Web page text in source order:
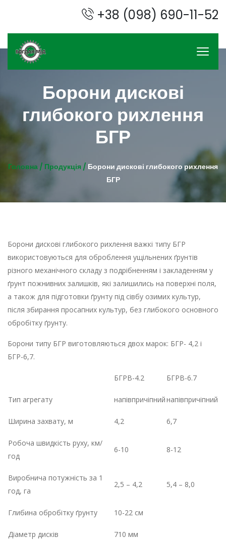
+38 (098) 690-11-52
Борони дискові
глибокого рихлення
БГР
Головна / Продукція / Борони дискові глибокого рихлення
БГР
Борони дискові глибокого рихлення важкі типу БГР
використовуються для оброблення ущільнених ґрунтів
різного механічного складу з подрібненням і закладенням у
ґрунт пожнивних залишків, які залишились на поверхні поля,
а також для підготовки ґрунту під сівбу озимих культур,
після збирання просапних культур, без глибокого основного
обробітку ґрунту.
Борони типу БГР виготовляються двох марок: БГР- 4,2 і
БГР-6,7.
БГРВ-4.2 БГРВ-6.7
Тип агрегату напівпричіпнийнапівпричіпний
Ширина захвату, м 4,2 6,7
Робоча швидкість руху, км/
год
6-10 8-12
Виробнича потужність за 1
год, га
2,5 – 4,2 5,4 – 8,0
Глибина обробітку ґрунту 10-22 см
Діаметр дисків 710 мм